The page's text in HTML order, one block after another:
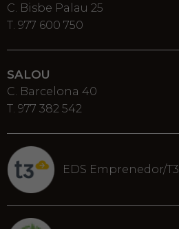
C. Bisbe Palau 25
T. 977 600 750
SALOU
C. Barcelona 40
T. 977 382 542
EDS Emprenedor/T3